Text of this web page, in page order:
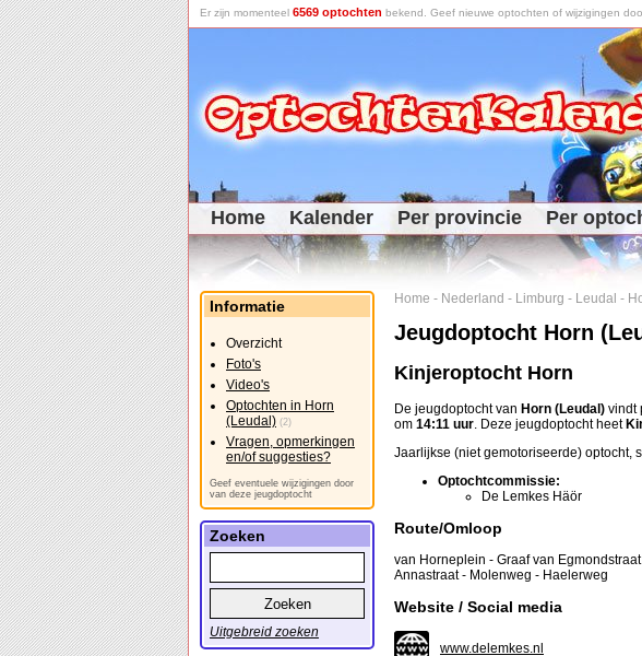
Er zijn momenteel 6569 optochten bekend. Geef nieuwe optochten of wijzigingen
Home Kalender Per provincie Per
Home - Nederland - Limburg - Leudal -
Jeugdoptocht Horn
Kinjeroptocht Horn
De jeugdoptocht van Horn (Leudal) vindt
om 14:11 uur. Deze jeugdoptocht heet
Jaarlijkse (niet gemotoriseerde) optocht,
Optochtcommissie:
De Lemkes Häör
Route/Omloop
van Horneplein - Graaf van
Annastraat - Molenweg - Haelerweg
Website / Social media
www.delemkes.nl
Informatie
Overzicht
Foto's
Video's
Optochten in Horn
(Leudal) (2)
Vragen, opmerkingen
en/of suggesties?
Geef eventuele wijzigingen door
van deze jeugdoptocht
Zoeken
Uitgebreid zoeken